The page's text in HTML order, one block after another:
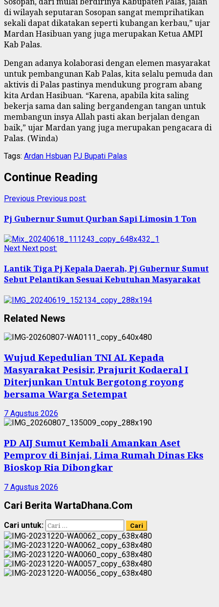
di wilayah seputaran Sosopan sangat memprihatikan
sekali dapat dikatakan seperti kubangan kerbau,” ujar
Mardan Hasibuan yang juga merupakan Ketua AMPI
Kab Palas.
Dengan adanya kolaborasi dengan elemen masyarakat
untuk pembangunan Kab Palas, kita selalu pemuda dan
aktivis di Palas pastinya mendukung program abang
kita Ardan Hasibuan. “Karena, apabila kita saling
bekerja sama dan saling bergandengan tangan untuk
membangun insya Allah pasti akan berjalan dengan
baik,” ujar Mardan yang juga merupakan pengacara di
Palas. (Winda)
Tags: Ardan Hsbuan PJ Bupati Palas
Continue Reading
Previous Previous post:
Pj Gubernur Sumut Qurban Sapi Limosin 1 Ton
Next Next post:
Lantik Tiga Pj Kepala Daerah, Pj Gubernur Sumut
Sebut Pelantikan Sesuai Kebutuhan Masyarakat
Related News
Wujud Kepedulian TNI AL Kepada
Masyarakat Pesisir, Prajurit Kodaeral I
Diterjunkan Untuk Bergotong royong
bersama Warga Setempat
7 Agustus 2026
PD AIJ Sumut Kembali Amankan Aset
Pemprov di Binjai, Lima Rumah Dinas Eks
Bioskop Ria Dibongkar
7 Agustus 2026
Cari Berita WartaDhana.Com
Cari untuk: